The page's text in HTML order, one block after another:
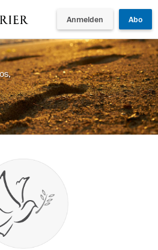
Anmelden Abo